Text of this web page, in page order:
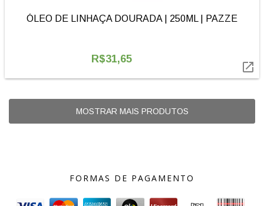
ÓLEO DE LINHAÇA DOURADA | 250ML | PAZZE
R$31,65

MOSTRAR MAIS PRODUTOS
FORMAS DE PAGAMENTO